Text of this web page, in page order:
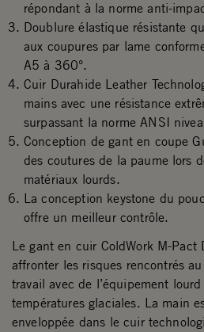
répondant à la norme anti-
Doublure élastique résistante
aux coupures par lame
A5 à 360°.
Cuir Durahide Leather
mains avec une résistance
surpassant la norme ANSI
Conception de gant en coupe
des coutures de la paume lors
matériaux lourds.
La conception keystone du
offre un meilleur contrôle.
Le gant en cuir ColdWork M-Pact
affronter les risques rencontrés
travail avec de l’équipement
températures glaciales. La main
enveloppée dans le cuir